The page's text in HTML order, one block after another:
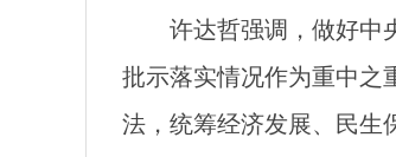
许达哲强调，做好中
批示落实情况作为重中之
法，统筹经济发展、民生